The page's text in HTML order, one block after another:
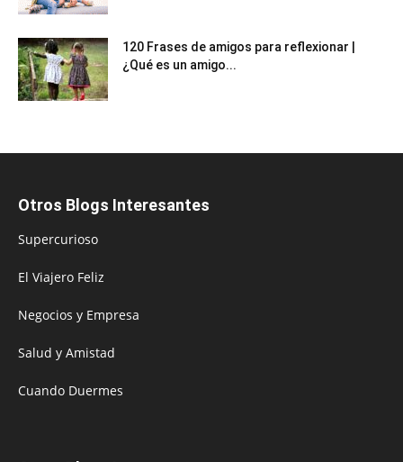
120 Frases de amigos para reflexionar |
¿Qué es un amigo...
Otros Blogs Interesantes
Supercurioso
El Viajero Feliz
Negocios y Empresa
Salud y Amistad
Cuando Duermes